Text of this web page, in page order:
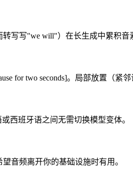
写写"we will"）在长生成中累积音
for two seconds]。局部放置（紧
西班牙语之间无需切换模型变体。
音频离开你的基础设施时有用。